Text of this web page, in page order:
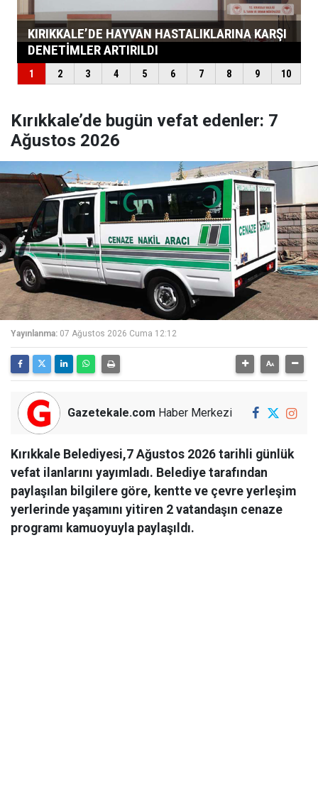
Kırıkkale’de bugün vefat edenler: 7
Ağustos 2026
Yayınlanma: 07 Ağustos 2026 Cuma 12:12
Gazetekale.com Haber Merkezi
Kırıkkale Belediyesi,7 Ağustos 2026 tarihli günlük
vefat ilanlarını yayımladı. Belediye tarafından
paylaşılan bilgilere göre, kentte ve çevre yerleşim
yerlerinde yaşamını yitiren 2 vatandaşın cenaze
programı kamuoyuyla paylaşıldı.